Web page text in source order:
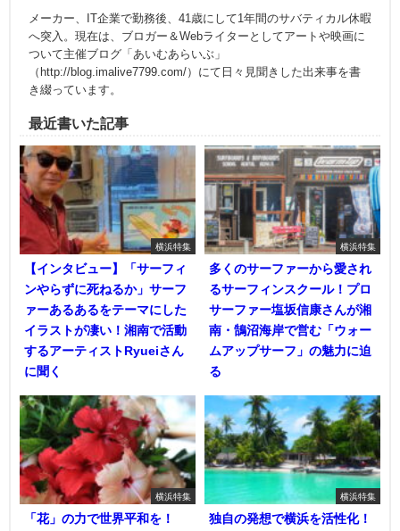
メーカー、IT企業で勤務後、41歳にして1年間のサバティカル休暇
へ突入。現在は、ブロガー＆Webライターとしてアートや映画に
ついて主催ブログ「あいむあらいぶ」
（http://blog.imalive7799.com/）にて日々見聞きした出来事を書
き綴っています。
最近書いた記事
横浜特集
【インタビュー】「サーフィ
ンやらずに死ねるか」サーフ
ァーあるあるをテーマにした
イラストが凄い！湘南で活動
するアーティストRyueiさん
に聞く
横浜特集
多くのサーファーから愛され
るサーフィンスクール！プロ
サーファー塩坂信康さんが湘
南・鵠沼海岸で営む「ウォー
ムアップサーフ」の魅力に迫
る
横浜特集
「花」の力で世界平和を！
横浜特集
独自の発想で横浜を活性化！